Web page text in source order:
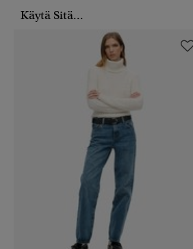
Käytä Sitä...